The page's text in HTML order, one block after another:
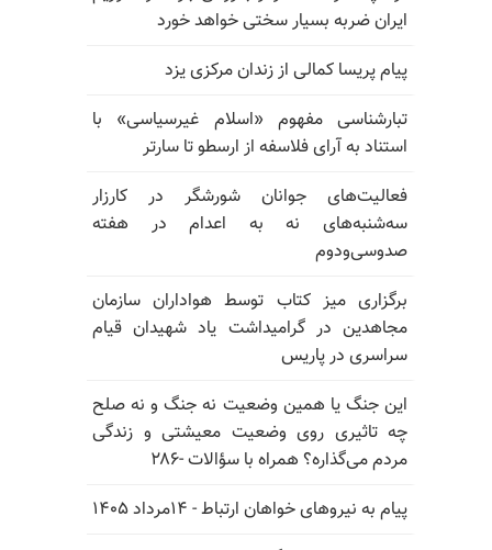
ایران ضربه بسیار سختی خواهد خورد
پیام پریسا کمالی از زندان مرکزی یزد
تبارشناسی مفهوم «اسلام غیرسیاسی» با
استناد به آرای فلاسفه از ارسطو تا سارتر
فعالیت‌های جوانان شورشگر در کارزار
سه‌شنبه‌های نه به اعدام در هفته
صدوسی‌و‌دوم
برگزاری میز کتاب توسط هواداران سازمان
مجاهدین در گرامیداشت یاد شهیدان قیام
سراسری در پاریس
این جنگ یا همین وضعیت نه جنگ و نه صلح
چه تاثیری روی وضعیت معیشتی و زندگی
مردم می‌گذاره؟ همراه با سؤالات -۲۸۶
پیام به نیروهای خواهان ارتباط - ۱۴مرداد ۱۴۰۵